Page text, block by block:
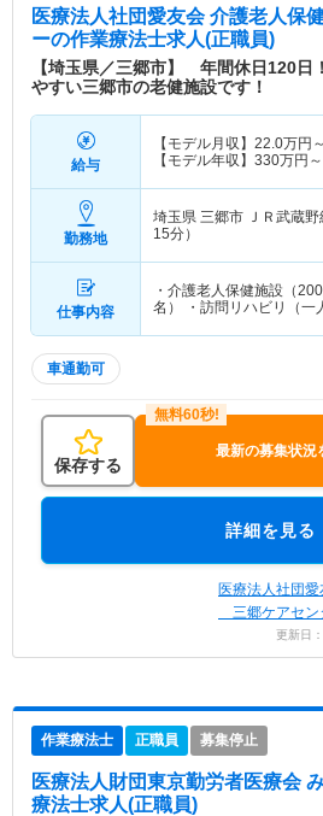
医療法人社団愛友会 介護老人保
ーの作業療法士求人(正職員)
【埼玉県／三郷市】 年間休日120日
やすい三郷市の老健施設です！
給与
【モデル月収】 22.0万円～
【モデル年収】 330万円～
勤務地
埼玉県 三郷市 ＪＲ武蔵
15分）
仕事内容
・介護老人保健施設（
名） ・訪問リハビリ（
車通勤可
保存する
最新の募集状況
詳細を見る
医療法人社団
三郷ケアセン
更新日
作業療法士 正職員 募集停止
医療法人財団東京勤労者医療会
療法士求人(正職員)